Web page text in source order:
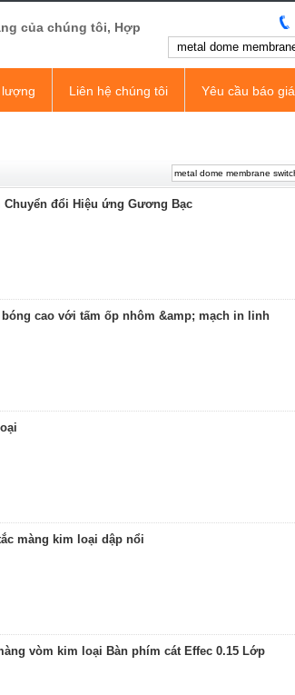
của chúng tôi, Hợp
lượng Liên hệ chúng tôi Yêu cầu báo giá
đổi Hiệu ứng Gương Bạc
cao với tấm ốp nhôm &amp; mạch in linh
màng kim loại dập nổi
vòm kim loại Bàn phím cát Effec 0.15 Lớp